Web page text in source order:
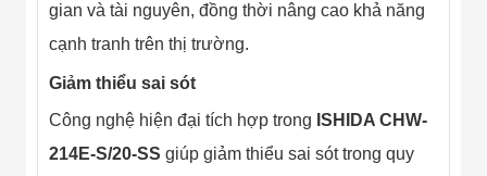
gian và tài nguyên, đồng thời nâng cao khả năng
cạnh tranh trên thị trường.
Giảm thiểu sai sót
Công nghệ hiện đại tích hợp trong ISHIDA CHW-
214E-S/20-SS giúp giảm thiểu sai sót trong quy